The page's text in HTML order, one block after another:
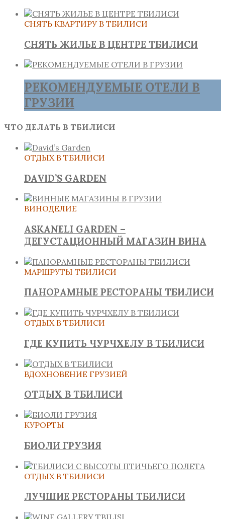
СНЯТЬ КВАРТИРУ В ТБИЛИСИ
СНЯТЬ ЖИЛЬЕ В ЦЕНТРЕ ТБИЛИСИ
РЕКОМЕНДУЕМЫЕ ОТЕЛИ В
ГРУЗИИ
ЧТО ДЕЛАТЬ В ТБИЛИСИ
ОТДЫХ В ТБИЛИСИ
DAVID’S GARDEN
ВИНОДЕЛИЕ
ASKANELI GARDEN –
ДЕГУСТАЦИОННЫЙ МАГАЗИН ВИНА
МАРШРУТЫ ТБИЛИСИ
ПАНОРАМНЫЕ РЕСТОРАНЫ ТБИЛИСИ
ОТДЫХ В ТБИЛИСИ
ГДЕ КУПИТЬ ЧУРЧХЕЛУ В ТБИЛИСИ
ВДОХНОВЕНИЕ ГРУЗИЕЙ
ОТДЫХ В ТБИЛИСИ
КУРОРТЫ
БИОЛИ ГРУЗИЯ
ОТДЫХ В ТБИЛИСИ
ЛУЧШИЕ РЕСТОРАНЫ ТБИЛИСИ